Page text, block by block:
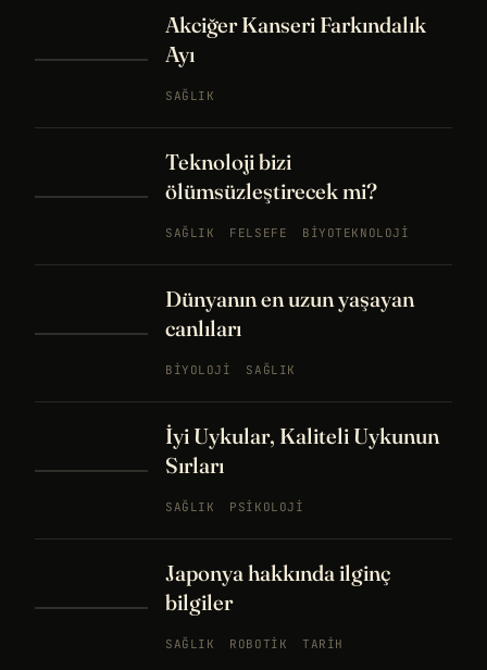
Akciğer Kanseri Farkındalık
Ayı
SAĞLIK
Teknoloji bizi
ölümsüzleştirecek mi?
SAĞLIK FELSEFE BIYOTEKNOLOJI
Dünyanın en uzun yaşayan
canlıları
BIYOLOJI SAĞLIK
İyi Uykular, Kaliteli Uykunun
Sırları
SAĞLIK PSIKOLOJI
Japonya hakkında ilginç
bilgiler
SAĞLIK ROBOTIK TARIH